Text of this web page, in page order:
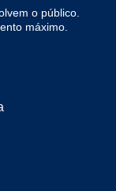
o público.
máximo.